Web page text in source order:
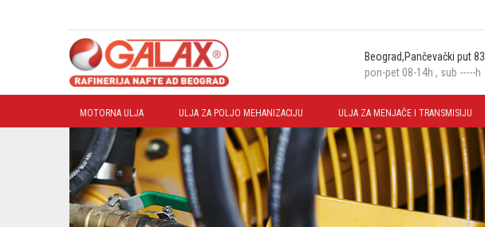
Beograd,Pančevački put 83
pon-pet 08-14h , sub -----h
MOTORNA ULJA ULJA ZA POLJO MEHANIZACIJU ULJA ZA MENJAČE I TRANSMISIJU